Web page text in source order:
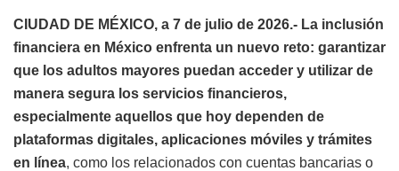
CIUDAD DE MÉXICO, a 7 de julio de 2026.- La inclusión
financiera en México enfrenta un nuevo reto: garantizar
que los adultos mayores puedan acceder y utilizar de
manera segura los servicios financieros,
especialmente aquellos que hoy dependen de
plataformas digitales, aplicaciones móviles y trámites
en línea, como los relacionados con cuentas bancarias o